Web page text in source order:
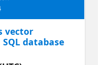
vector
database